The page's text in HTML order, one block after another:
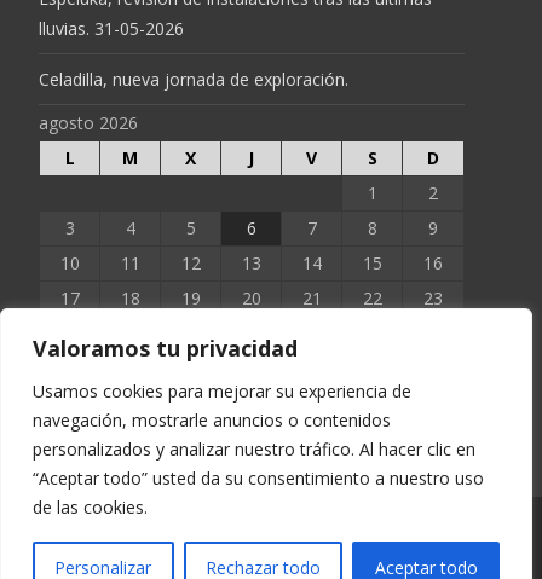
Valoramos tu privacidad
Usamos cookies para mejorar su experiencia de
navegación, mostrarle anuncios o contenidos
personalizados y analizar nuestro tráfico. Al hacer clic en
“Aceptar todo” usted da su consentimiento a nuestro uso
de las cookies.
Personalizar Rechazar todo Aceptar todo
lluvias. 31-05-2026
Celadilla, nueva jornada de exploración.
agosto 2026
L
M X J V S
D
1
2
3
4 5 6 7 8
9
10
11 12 13 14 15
16
17
18 19 20 21 22
23
« Jun
Copyright © EXTOPOCIEN 2023
Funciona con WordPress, temai-excelpor TemplatesNext.